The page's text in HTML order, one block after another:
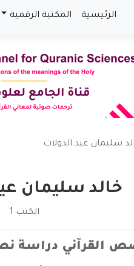
الرئيسية المكتبة الرقمية
سليمان عيد الدولات
خالد سليمان
الكتب 1
القرآني دراسة